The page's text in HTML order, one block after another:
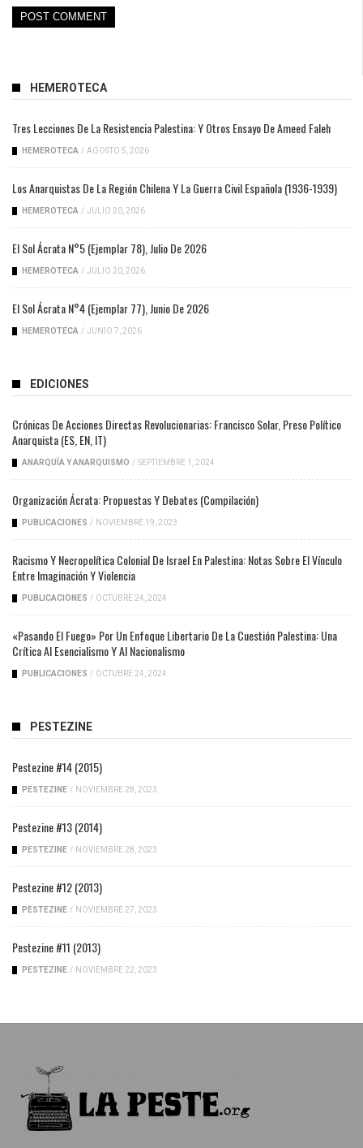
HEMEROTECA
Tres Lecciones De La Resistencia Palestina: Y Otros Ensayo De Ameed Faleh
HEMEROTECA / AGOSTO 5, 2026
Los Anarquistas De La Región Chilena Y La Guerra Civil Española (1936-1939)
HEMEROTECA / JULIO 20, 2026
El Sol Ácrata N°5 (ejemplar 78), Julio De 2026
HEMEROTECA / JULIO 20, 2026
El Sol Ácrata N°4 (ejemplar 77), Junio De 2026
HEMEROTECA / JUNIO 7, 2026
EDICIONES
Crónicas De Acciones Directas Revolucionarias: Francisco Solar, Preso Político
Anarquista (ES, EN, IT)
ANARQUÍA Y ANARQUISMO / SEPTIEMBRE 1, 2024
Organización Ácrata: Propuestas Y Debates (compilación)
PUBLICACIONES / NOVIEMBRE 19, 2023
Racismo Y Necropolítica Colonial De Israel En Palestina: Notas Sobre El Vínculo
Entre Imaginación Y Violencia
PUBLICACIONES / OCTUBRE 24, 2024
«Pasando El Fuego» Por Un Enfoque Libertario De La Cuestión Palestina: Una
Crítica Al Esencialismo Y Al Nacionalismo
PUBLICACIONES / OCTUBRE 24, 2024
PESTEZINE
Pestezine #14 (2015)
PESTEZINE / NOVIEMBRE 28, 2023
Pestezine #13 (2014)
PESTEZINE / NOVIEMBRE 28, 2023
Pestezine #12 (2013)
PESTEZINE / NOVIEMBRE 27, 2023
Pestezine #11 (2013)
PESTEZINE / NOVIEMBRE 22, 2023